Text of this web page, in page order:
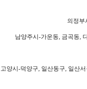
의정부
남양주시-가운동, 금곡동,
고양시-덕양구, 일산동구, 일산